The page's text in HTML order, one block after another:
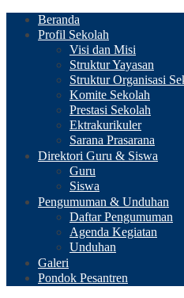
Beranda
Profil Sekolah
Visi dan Misi
Struktur Yayasan
Struktur Organisasi
Komite Sekolah
Prestasi Sekolah
Ektrakurikuler
Sarana Prasarana
Direktori Guru & Siswa
Guru
Siswa
Pengumuman & Unduhan
Daftar Pengumuman
Agenda Kegiatan
Unduhan
Galeri
Pondok Pesantren